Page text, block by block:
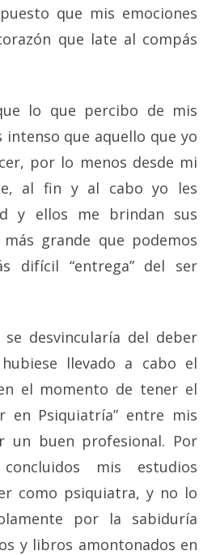
que mis emociones
que late al compás
lo que percibo de mis
intenso que aquello que yo
por lo menos desde mi
al fin y al cabo yo les
y ellos me brindan sus
grande que podemos
difícil “entrega” del ser
desvincularía del deber
llevado a cabo el
el momento de tener el
en Psiquiatría” entre mis
un buen profesional. Por
mis estudios
como psiquiatra, y no lo
por la sabiduría
y libros amontonados en